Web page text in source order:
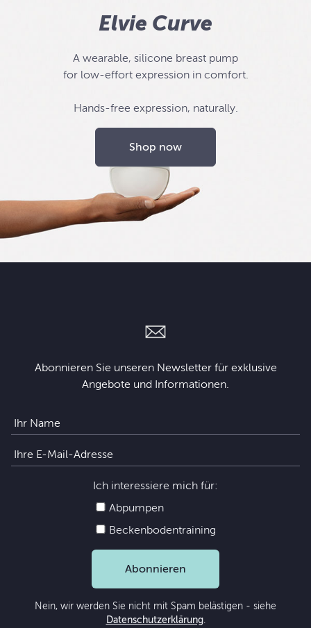
Elvie Curve
A wearable, silicone breast pump
for low-effort expression in comfort.
Hands-free expression, naturally.
Shop now
Abonnieren Sie unseren Newsletter für exklusive
Angebote und Informationen.
Ich interessiere mich für:
Abpumpen
Beckenbodentraining
Abonnieren
Nein, wir werden Sie nicht mit Spam belästigen - siehe
Datenschutzerklärung.